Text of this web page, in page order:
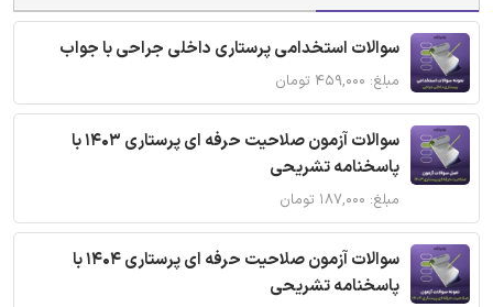
سوالات استخدامی پرستاری داخلی جراحی با جواب
مبلغ: ۴۵۹,۰۰۰ تومان
سوالات آزمون صلاحیت حرفه ای پرستاری 1403 با
پاسخنامه تشریحی
مبلغ: ۱۸۷,۰۰۰ تومان
سوالات آزمون صلاحیت حرفه ای پرستاری 1404 با
پاسخنامه تشریحی